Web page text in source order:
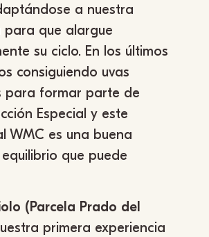
a nuestra
para que alargue
su ciclo. En los últimos
consiguiendo uvas
para formar parte de
Especial y este
WMC es una buena
que puede
(Parcela Prado del
primera experiencia